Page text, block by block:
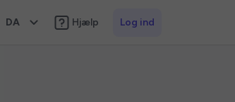
DA Hjælp Log ind